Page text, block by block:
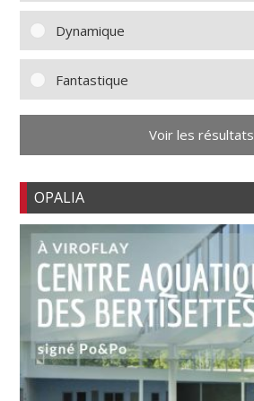
Dynamique
Fantastique
Voir les résultats
OPALIA